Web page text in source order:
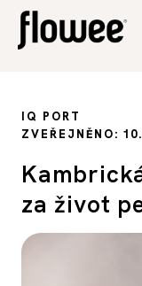
IQ PORT
ZVEŘEJNĚNO:
za život